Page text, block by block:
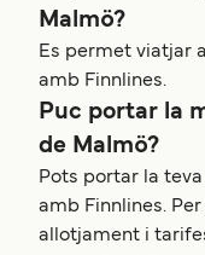
Malmö?
Es permet viatjar
amb Finnlines.
Puc portar la
de Malmö?
Pots portar la
amb Finnlines.
allotjament i